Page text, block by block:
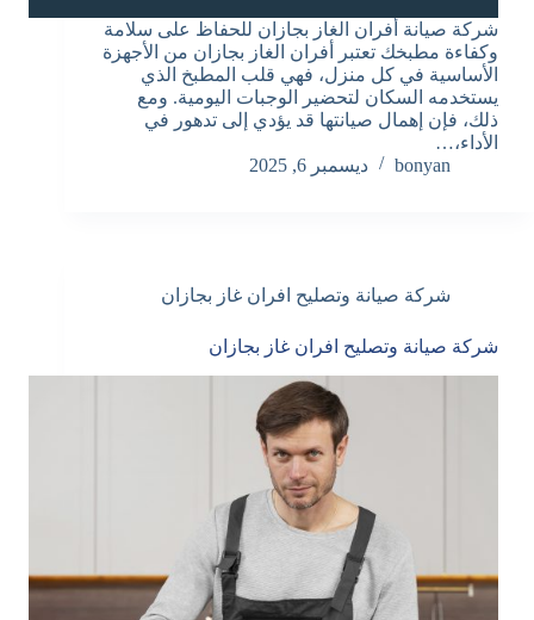
شركة صيانة أفران الغاز بجازان للحفاظ على سلامة
وكفاءة مطبخك تعتبر أفران الغاز بجازان من الأجهزة
الأساسية في كل منزل، فهي قلب المطبخ الذي
يستخدمه السكان لتحضير الوجبات اليومية. ومع
ذلك، فإن إهمال صيانتها قد يؤدي إلى تدهور في
الأداء،…
bonyan
ديسمبر 6, 2025
شركة صيانة وتصليح افران غاز بجازان
شركة صيانة وتصليح افران غاز بجازان